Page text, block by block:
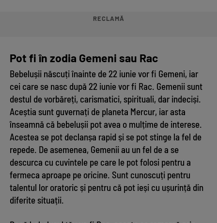
RECLAMĂ
Pot fi în zodia Gemeni sau Rac
Bebelușii născuți înainte de 22 iunie vor fi Gemeni, iar
cei care se nasc după 22 iunie vor fi Rac. Gemenii sunt
destul de vorbăreți, carismatici, spirituali, dar indeciși.
Aceștia sunt guvernați de planeta Mercur, iar asta
înseamnă că bebelușii pot avea o mulțime de interese.
Acestea se pot declanșa rapid și se pot stinge la fel de
repede. De asemenea, Gemenii au un fel de a se
descurca cu cuvintele pe care le pot folosi pentru a
fermeca aproape pe oricine. Sunt cunoscuți pentru
talentul lor oratoric și pentru că pot ieși cu ușurință din
diferite situații.